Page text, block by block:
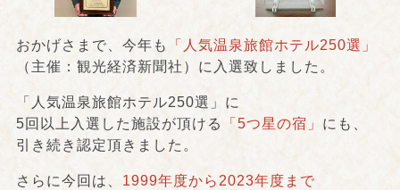
おかげさまで、今年も
「人気温泉旅館ホテル250選」
（主催：観光経済新聞社）に入選致しました。
「人気温泉旅館ホテル250選」に
5回以上入選した施設が頂ける
「5つ星の宿」 にも、
引き続き認定頂きました。
さらに今回は、 1999年度から2023年度まで